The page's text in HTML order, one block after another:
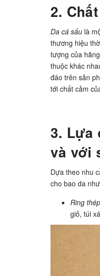
2.
Da cá sấu là
thương hiệu
tượng của
thuộc khác
đáo trên sản
tới chất cảm
3. Lựa
và với
Dựa theo nhu
cho bao da
Ring thép
giỏ, túi